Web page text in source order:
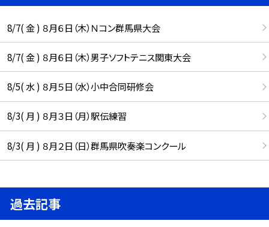
8/7( 金 ) ８月６日（木）Ｎコン群馬県大会
8/7( 金 ) ８月６日（木）男子ソフトテニス関東大会
8/5( 水 ) ８月５日（水）小中合同研修会
8/3( 月 ) ８月３日（月）駅伝練習
8/3( 月 ) ８月２日（日）群馬県吹奏楽コンクール
過去記事